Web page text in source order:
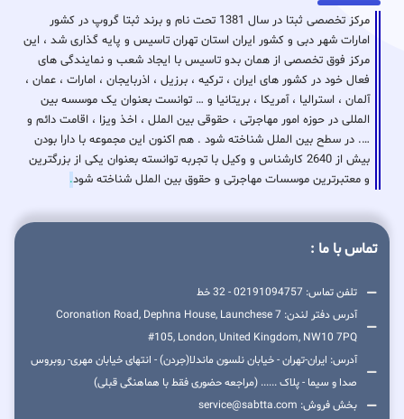
مرکز تخصصی ثبتا در سال 1381 تحت نام و برند ثبتا گروپ در کشور
امارات شهر دبی و کشور ایران استان تهران تاسیس و پایه گذاری شد ، این
مرکز فوق تخصصی از همان بدو تاسیس با ایجاد شعب و نمایندگی های
فعال خود در کشور های ایران ، ترکیه ، برزیل ، اذربایجان ، امارات ، عمان ،
آلمان ، استرالیا ، آمریکا ، بریتانیا و … توانست بعنوان یک موسسه بین
المللی در حوزه امور مهاجرتی ، حقوقی بین الملل ، اخذ ویزا ، اقامت دائم و
…. در سطح بین الملل شناخته شود . هم اکنون این مجموعه با دارا بودن
بیش از 2640 کارشناس و وکیل با تجربه توانسته بعنوان یکی از بزرگترین
و معتبرترین موسسات مهاجرتی و حقوق بین الملل شناخته شود.
تماس با ما :
تلفن تماس: 02191094757 - 32 خط
آدرس دفتر لندن: 7 Coronation Road, Dephna House, Launchese
#105, London, United Kingdom, NW10 7PQ
آدرس: ایران-تهران - خیابان نلسون ماندلا(جردن) - انتهای خیابان مهری- روبروس
صدا و سیما - پلاک ...... (مراجعه حضوری فقط با هماهنگی قبلی)
بخش فروش: service@sabtta.com